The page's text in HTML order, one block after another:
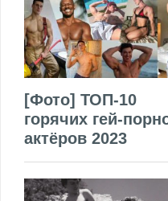
[Фото] ТОП-10
горячих гей-
актёров 2023